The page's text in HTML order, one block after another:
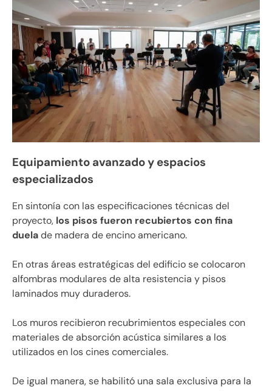
Equipamiento avanzado y espacios
especializados
En sintonía con las especificaciones técnicas del
proyecto, los pisos fueron recubiertos con fina
duelade madera de encino americano.
En otras áreas estratégicas del edificio se colocaron
alfombras modulares de alta resistencia y pisos
laminados muy duraderos.
Los muros recibieron recubrimientos especiales con
materiales de absorción acústica similares a los
utilizados en los cines comerciales.
De igual manera, se habilitó una sala exclusiva para la